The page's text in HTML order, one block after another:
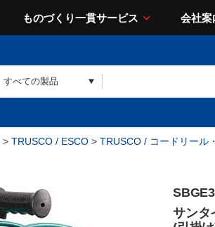
ものづくり一貫サービス 会社案
> TRUSCO / ESCO > TRUSCO / コードリール
サンタ